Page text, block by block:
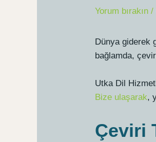
Yorum bırakın /
Dünya giderek
bağlamda,
Utka Dil
Bize ulaşarak,
Çeviri